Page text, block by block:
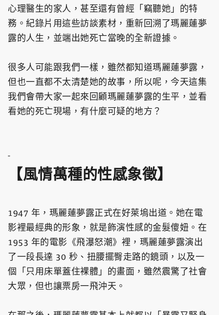
心理醫生的家人，甚至還有曾經「竊聽她」的特
務。紀錄片用這些訪談素材，重新回溯了瑪麗蓮夢
露的人生，並端出她死亡當晚的全新證據。
很多人可能跟我們一樣，雖然都知道瑪麗蓮夢露，
但也一直都不太清楚她的故事，所以呢，今天這集
我們會帶大家一起來回顧瑪麗蓮夢露的生平，並看
看她的死亡現場，有什麼可疑的地方？
-
【風情萬種的性感象徵】
1947 年，瑪麗蓮夢露正式在好萊塢出道。她在電
影裡最經典的形象，就是飾演性感的金髮傻妞。在
1953 年的電影《飛瀑怒潮》裡，瑪麗蓮夢露演出
了一段長達 30 秒、扭腰擺臀走路的鏡頭，以及一
個「只用床單蓋住裸體」的畫面，雖然震驚了社會
大眾，但也讓票房一飛沖天。